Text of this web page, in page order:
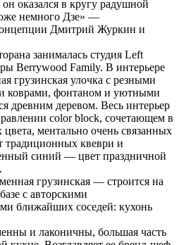
оказался в кругу радушной
немного Дзе» —
Дмитрий Журкин и
занималась студия Left
Berrywood Family. В интерьере
грузинская улочка с резными
коврами, фонтаном и уютными
древним деревом. Весь интерьер
color block, сочетающем в
цвета, ментально очень связанных
традиционных квеври и
синий — цвет праздничной
грузинская — строится на
с авторскими
ближайших соседей: кухонь
и лаконичны, большая часть